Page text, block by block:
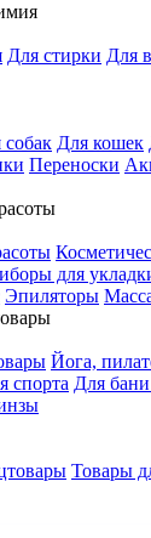
Для стирки Для
собак Для кошек
Переноски
для
Эпиляторы
Йога,
спорта Для
Товары